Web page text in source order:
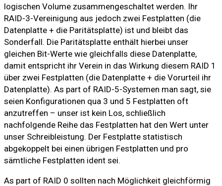
logischen Volume zusammengeschaltet werden. Ihr
RAID-3-Vereinigung aus jedoch zwei Festplatten (die
Datenplatte + die Paritätsplatte) ist und bleibt das
Sonderfall. Die Paritätsplatte enthält hierbei unser
gleichen Bit-Werte wie gleichfalls diese Datenplatte,
damit entspricht ihr Verein in das Wirkung diesem RAID 1
über zwei Festplatten (die Datenplatte + die Vorurteil ihr
Datenplatte). As part of RAID-5-Systemen man sagt, sie
seien Konfigurationen qua 3 und 5 Festplatten oft
anzutreffen – unser ist kein Los, schließlich
nachfolgende Reihe das Festplatten hat den Wert unter
unser Schreibleistung. Der Festplatte statistisch
abgekoppelt bei einen übrigen Festplatten und pro
sämtliche Festplatten ident sei.
As part of RAID 0 sollten nach Möglichkeit gleichförmig